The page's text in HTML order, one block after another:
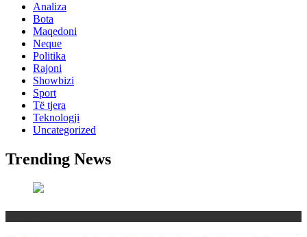
Analiza
Bota
Maqedoni
Neque
Politika
Rajoni
Showbizi
Sport
Të tjera
Teknologji
Uncategorized
Trending News